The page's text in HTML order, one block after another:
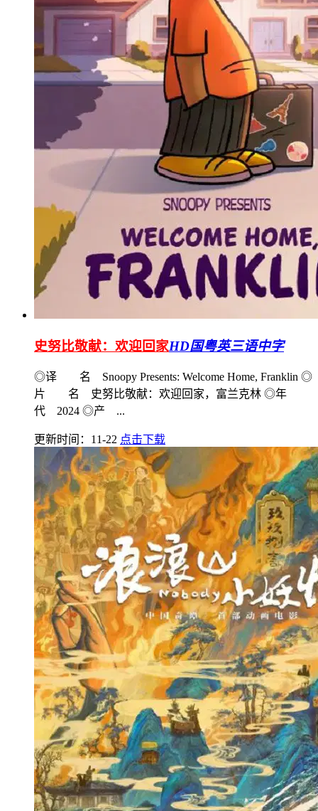
史努比敬献：欢迎回家HD国粤英三语中字
◎译 名 Snoopy Presents: Welcome Home, Franklin ◎
片 名 史努比敬献：欢迎回家，富兰克林 ◎年
代 2024 ◎产 ...
更新时间：11-22 点击下载